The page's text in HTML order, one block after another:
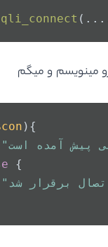
مینویسم و میگم
){
{